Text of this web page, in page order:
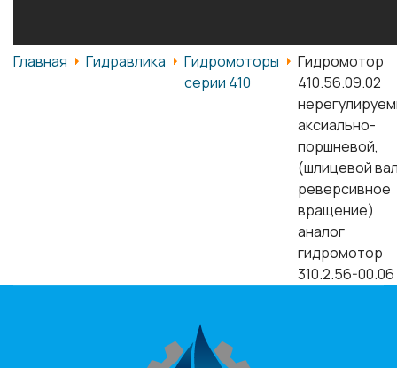
Главная Гидравлика
Гидромоторы
серии 410
Гидромотор
410.56.09.02
аксиально-
поршневой,
(шлицевой
реверсивное
вращение)
аналог
гидромотор
310.2.56-00.06